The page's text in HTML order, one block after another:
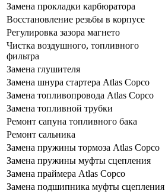
Замена прокладки карбюратора
Восстановление резьбы в корпусе
Регулировка зазора магнето
Чистка воздушного, топливного
фильтра
Замена глушителя
Замена шнура стартера Atlas Copco
Замена топливопровода Atlas Copco
Замена топливной трубки
Ремонт сапуна топливного бака
Ремонт сальника
Замена пружины тормоза Atlas Copco
Замена пружины муфты сцепления
Замена праймера Atlas Copco
Замена подшипника муфты сцепления